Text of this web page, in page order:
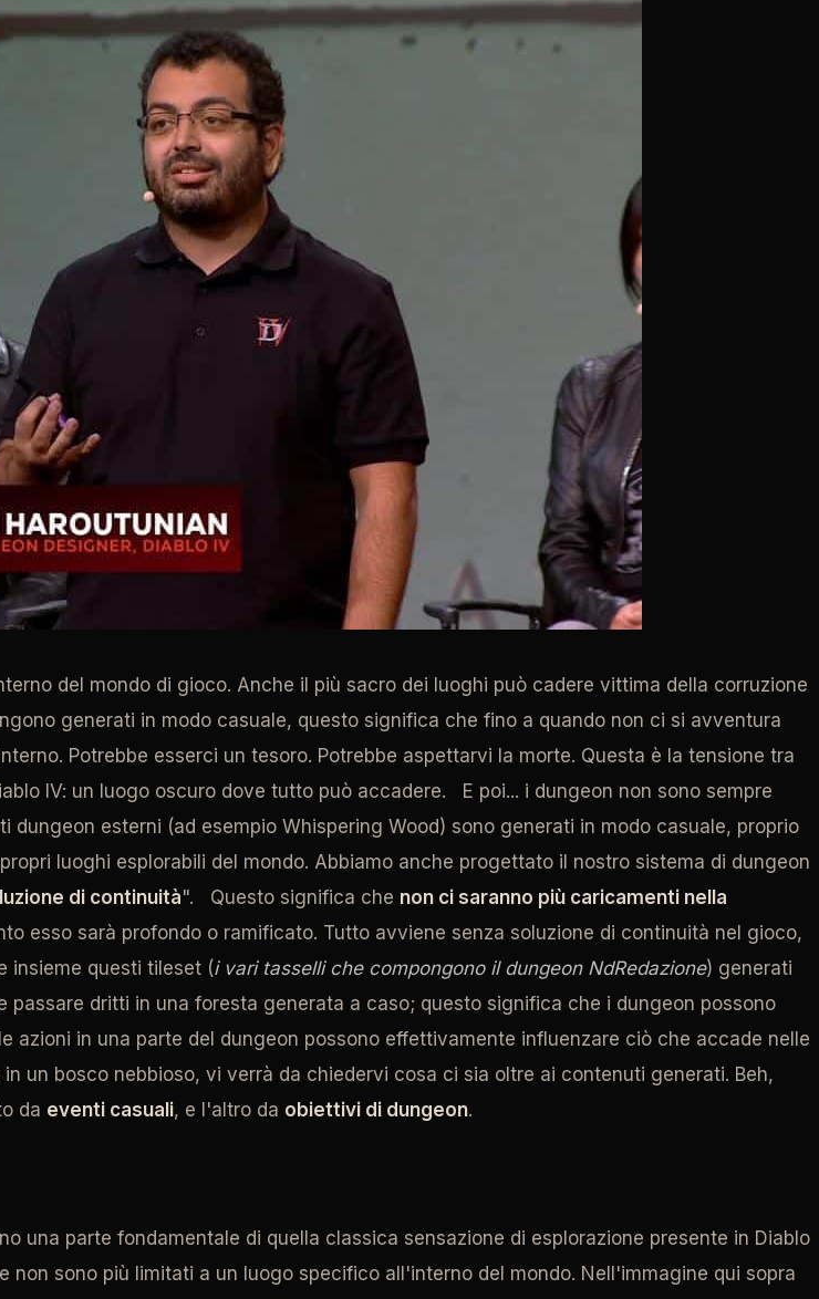
spedizioni avanzate (Keyed
del mondo di gioco. Anche il più sacro dei luoghi può cadere vittima della corruzione
generati in modo casuale, questo significa che fino a quando non ci si avventura
Potrebbe esserci un tesoro. Potrebbe aspettarvi la morte. Questa è la tensione tra
IV: un luogo oscuro dove tutto può accadere. E poi... i dungeon non sono sempre
esterni (ad esempio Whispering Wood) sono generati in modo casuale, proprio
luoghi esplorabili del mondo. Abbiamo anche progettato il nostro sistema di dungeon
di continuità". Questo significa che non ci saranno più caricamenti nella
esso sarà profondo o ramificato. Tutto avviene senza soluzione di continuità nel gioco,
insieme questi tileset (i vari tasselli che compongono il dungeon NdRedazione) generati
dritti in una foresta generata a caso; questo significa che i dungeon possono
in una parte del dungeon possono effettivamente influenzare ciò che accade nelle
un bosco nebbioso, vi verrà da chiedervi cosa ci sia oltre ai contenuti generati. Beh,
da eventi casuali, e l'altro da obiettivi di dungeon.
una parte fondamentale di quella classica sensazione di esplorazione presente in Diablo
sono più limitati a un luogo specifico all'interno del mondo. Nell'immagine qui sopra